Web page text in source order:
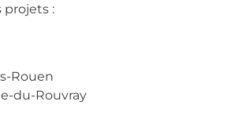
projets :
Rouen
du-Rouvray